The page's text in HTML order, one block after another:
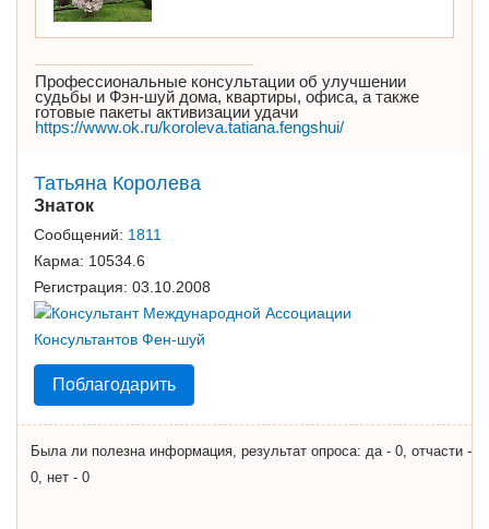
Профессиональные консультации об улучшении
судьбы и Фэн-шуй дома, квартиры, офиса, а также
готовые пакеты активизации удачи
https://www.ok.ru/koroleva.tatiana.fengshui/
Татьяна Королева
Знаток
Сообщений: 1811
Карма: 10534.6
Регистрация: 03.10.2008
Поблагодарить
Была ли полезна информация, результат опроса: да - 0, отчасти -
0, нет - 0